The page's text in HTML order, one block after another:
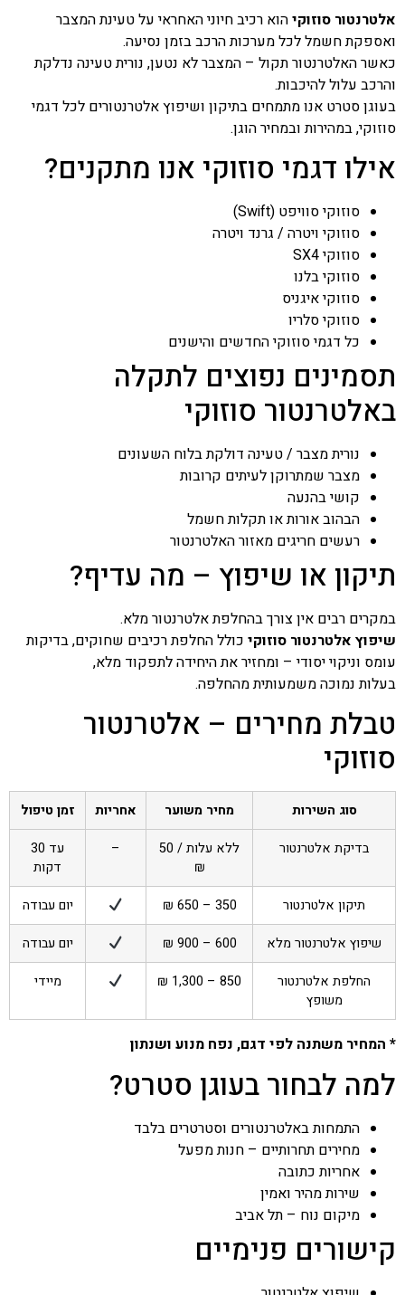
אלטרנטור סוזוקיהוא רכיב חיוני האחראי על טעינת המצבר
ואספקת חשמל לכל מערכות הרכב בזמן נסיעה.
כאשר האלטרנטור תקול – המצבר לא נטען, נורית טעינה נדלקת
והרכב עלול להיכבות.
בעוגן סטרט אנו מתמחים בתיקון ושיפוץ אלטרנטורים לכל דגמי
סוזוקי, במהירות ובמחיר הוגן.
אילו דגמי סוזוקי אנו מתקנים?
סוזוקי סוויפט (Swift)
סוזוקי ויטרה / גרנד ויטרה
סוזוקי SX4
סוזוקי בלנו
סוזוקי איגניס
סוזוקי סלריו
כל דגמי סוזוקי החדשים והישנים
תסמינים נפוצים לתקלה
באלטרנטור סוזוקי
נורית מצבר / טעינה דולקת בלוח השעונים
מצבר שמתרוקן לעיתים קרובות
קושי בהנעה
הבהוב אורות או תקלות חשמל
רעשים חריגים מאזור האלטרנטור
תיקון או שיפוץ – מה עדיף?
במקרים רבים אין צורך בהחלפת אלטרנטור מלא.
שיפוץ אלטרנטור סוזוקי כולל החלפת רכיבים שחוקים, בדיקות
עומס וניקוי יסודי – ומחזיר את היחידה לתפקוד מלא,
בעלות נמוכה משמעותית מהחלפה.
טבלת מחירים – אלטרנטור
סוזוקי
סוג השירות מחיר משוער אחריות
זמן טיפול
בדיקת אלטרנטור
ללא עלות / 50
₪
–
עד 30
דקות
תיקון אלטרנטור
350 – 650 ₪
יום עבודה
שיפוץ אלטרנטור מלא
600 – 900 ₪
יום עבודה
החלפת אלטרנטור
משופץ
850 – 1,300 ₪ מיידי
* המחיר משתנה לפי דגם, נפח מנוע ושנתון
למה לבחור בעוגן סטרט?
התמחות באלטרנטורים וסטרטרים בלבד
מחירים תחרותיים – חנות מפעל
אחריות כתובה
שירות מהיר ואמין
מיקום נוח – תל אביב
קישורים פנימיים